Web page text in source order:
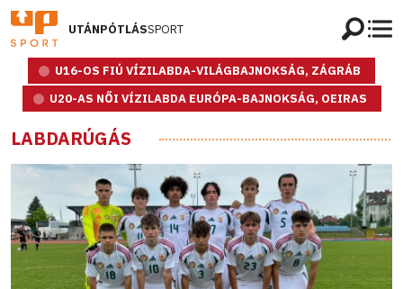
UTÁNPÓTLÁSSPORT
U16-OS FIÚ VÍZILABDA-VILÁGBAJNOKSÁG, ZÁGRÁB
U20-AS NŐI VÍZILABDA EURÓPA-BAJNOKSÁG, OEIRAS
LABDARÚGÁS